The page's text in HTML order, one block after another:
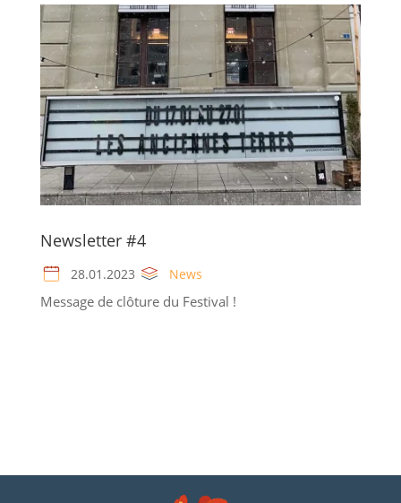
Newsletter #4
28.01.2023 News
Message de clôture du Festival !